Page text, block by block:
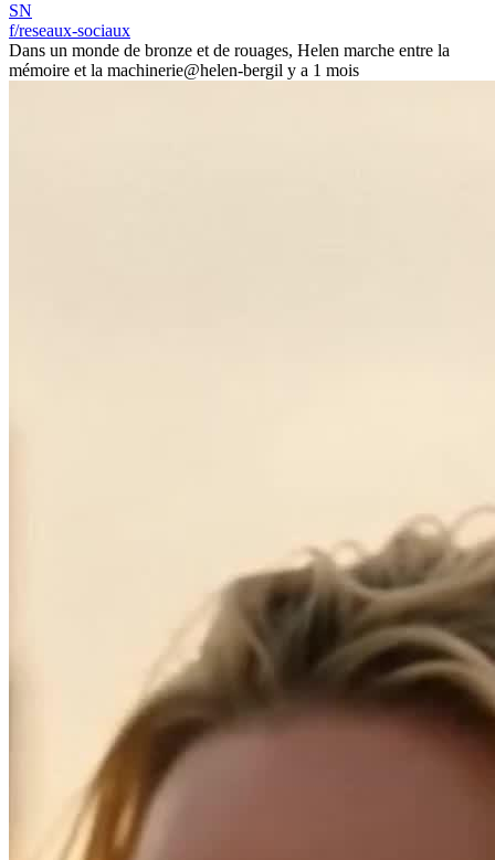
SN
f/reseaux-sociaux
Dans un monde de bronze et de rouages, Helen marche entre la
mémoire et la machinerie@helen-bergil y a 1 mois